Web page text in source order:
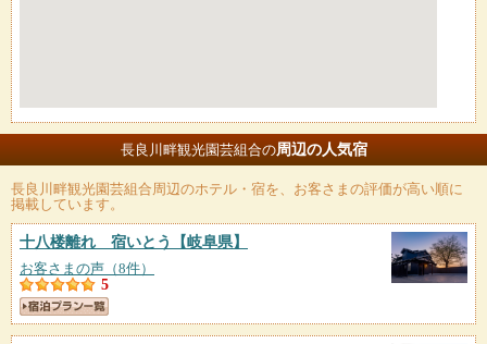
長良川畔観光園芸組合の周辺の人気宿
長良川畔観光園芸組合周辺のホテル・宿を、お客さまの評価が高い順に
掲載しています。
十八楼離れ 宿いとう 【岐阜県】
お客さまの声（8件）
5